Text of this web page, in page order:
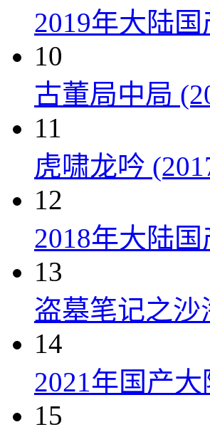
2019年大陆
10
古董局中局
11
虎啸龙吟
12
2018年大陆
13
盗墓笔记之沙
14
2021年国产
15